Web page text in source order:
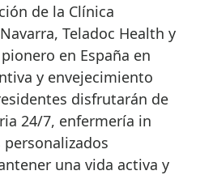
de la Clínica
Teladoc Health y
en España en
y envejecimiento
disfrutarán de
24/7, enfermería in
una vida activa y